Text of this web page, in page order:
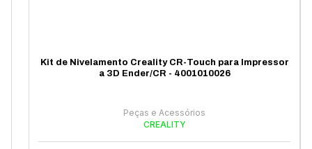
Kit de Nivelamento Creality CR-Touch para Impressor
a 3D Ender/CR - 4001010026
Peças e Acessórios
CREALITY